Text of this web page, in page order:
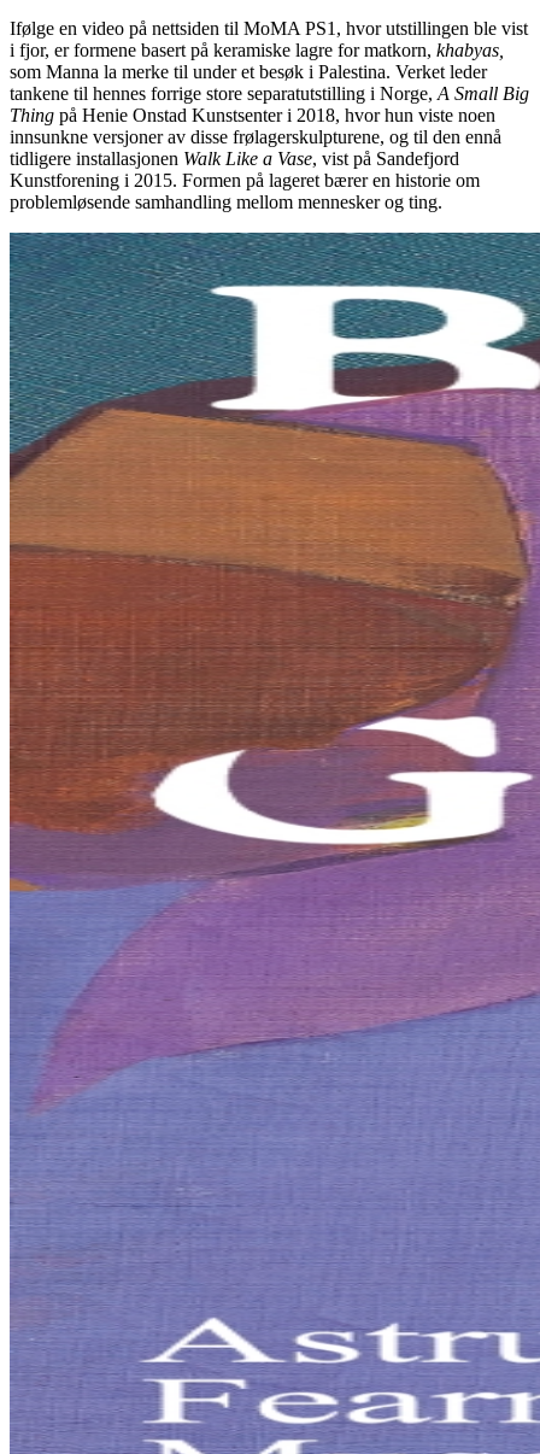
Ifølge en video på nettsiden til MoMA PS1, hvor utstillingen ble vist
i fjor, er formene basert på keramiske lagre for matkorn, khabyas,
som Manna la merke til under et besøk i Palestina. Verket leder
tankene til hennes forrige store separatutstilling i Norge,A Small Big
Thing på Henie Onstad Kunstsenter i 2018, hvor hun viste noen
innsunkne versjoner av disse frølagerskulpturene, og til den ennå
tidligere installasjonen Walk Like a Vase, vist på Sandefjord
Kunstforening i 2015. Formen på lageret bærer en historie om
problemløsende samhandling mellom mennesker og ting.